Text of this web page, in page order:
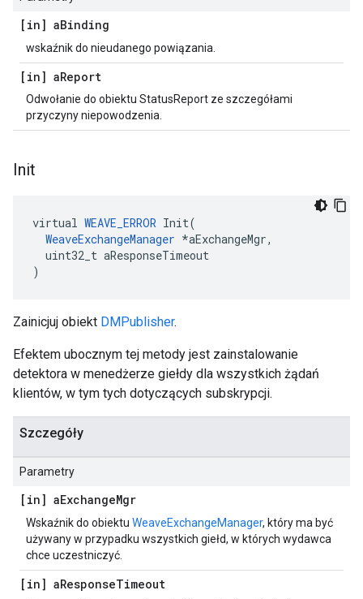
[in] aBinding
wskaźnik do nieudanego powiązania.
[in] aReport
Odwołanie do obiektu StatusReport ze szczegółami
przyczyny niepowodzenia.
Init
virtual WEAVE_ERROR Init(
WeaveExchangeManager *aExchangeMgr,
  uint32_t aResponseTimeout
)
Zainicjuj obiekt DMPublisher.
Efektem ubocznym tej metody jest zainstalowanie
detektora w menedżerze giełdy dla wszystkich żądań
klientów, w tym tych dotyczących subskrypcji.
Szczegóły
Parametry
[in] aExchangeMgr
Wskaźnik do obiektu WeaveExchangeManager, który ma być
używany w przypadku wszystkich giełd, w których wydawca
chce uczestniczyć.
[in] aResponseTimeout